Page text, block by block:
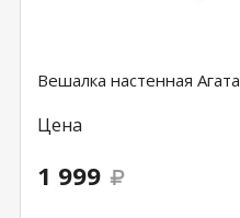
Вешалка настенная
Цена
1 999